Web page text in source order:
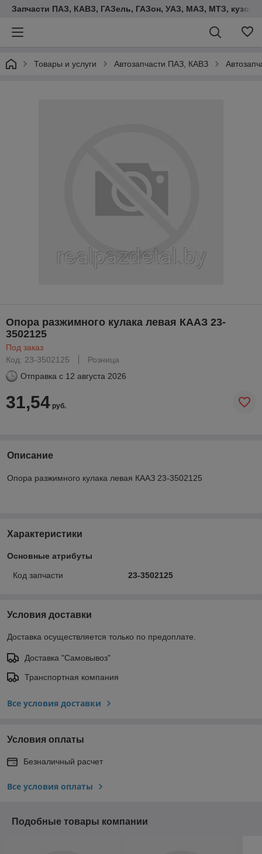
Запчасти ПАЗ, КАВЗ, ГАЗель, ГАЗон, УАЗ, МАЗ, МТЗ,
Товары и услуги Автозапчасти ПАЗ, КАВЗ
Опора разжимного кулака левая КААЗ 23-
3502125
Под заказ
Код: 23-3502125
Розница
Отправка с 12 августа 2026
31,54 руб.
Описание
Опора разжимного кулака левая КААЗ 23-3502125
Характеристики
Основные атрибуты
Код запчасти 23-3502125
Условия доставки
Доставка осуществляется только по предоплате.
Доставка "Самовывоз"
Транспортная компания
Все условия доставки
Условия оплаты
Безналичный расчет
Все условия оплаты
Подобные товары компании